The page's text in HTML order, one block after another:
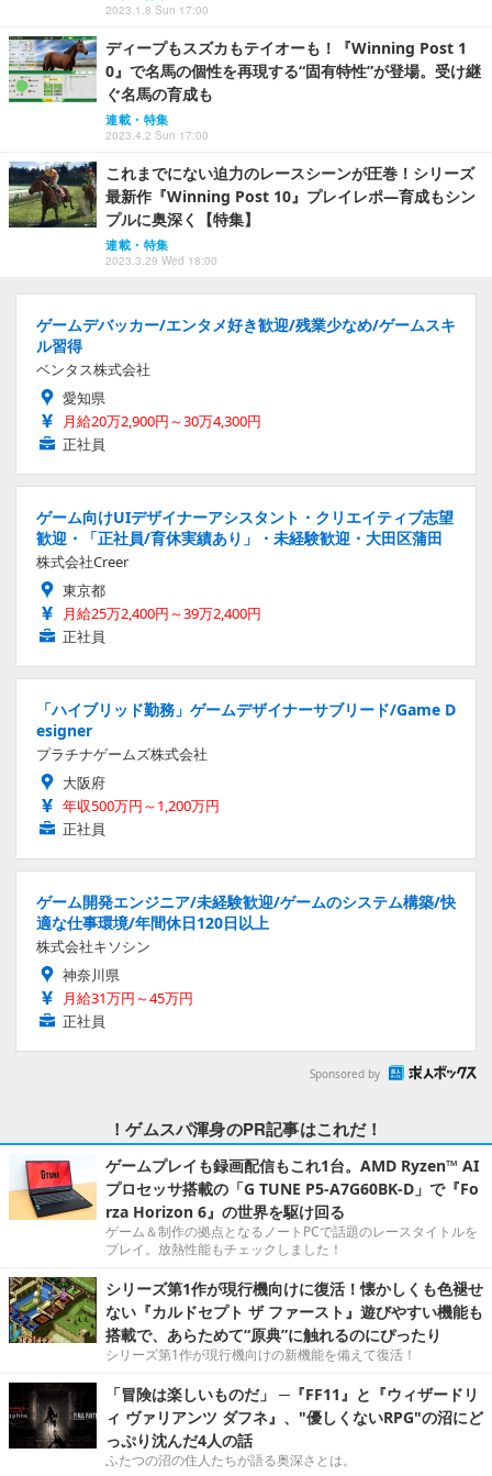
2023.1.8 Sun 17:00
ディープもスズカもテイオーも！『Winning Post 1
0』で名馬の個性を再現する“固有特性”が登場。受け継
ぐ名馬の育成も
連載・特集
2023.4.2 Sun 17:00
これまでにない迫力のレースシーンが圧巻！シリーズ
最新作『Winning Post 10』プレイレポ―育成もシン
プルに奥深く【特集】
連載・特集
2023.3.29 Wed 18:00
ゲームデバッカー/エンタメ好き歓迎/残業少なめ/ゲームスキ
ル習得
ベンタス株式会社
愛知県
月給20万2,900円～30万4,300円
正社員
ゲーム向けUIデザイナーアシスタント・クリエイティブ志望
歓迎・「正社員/育休実績あり」・未経験歓迎・大田区蒲田
株式会社Creer
東京都
月給25万2,400円～39万2,400円
正社員
「ハイブリッド勤務」ゲームデザイナーサブリード/Game D
esigner
プラチナゲームズ株式会社
大阪府
年収500万円～1,200万円
正社員
ゲーム開発エンジニア/未経験歓迎/ゲームのシステム構築/快
適な仕事環境/年間休日120日以上
株式会社キソシン
神奈川県
月給31万円～45万円
正社員
Sponsored by
！ゲムスパ渾身のPR記事はこれだ！
ゲームプレイも録画配信もこれ1台。AMD Ryzen™ AI
プロセッサ搭載の「G TUNE P5-A7G60BK-D」で『Fo
rza Horizon 6』の世界を駆け回る
ゲーム＆制作の拠点となるノートPCで話題のレースタイトルを
プレイ。放熱性能もチェックしました！
シリーズ第1作が現行機向けに復活！懐かしくも色褪せ
ない『カルドセプト ザ ファースト』遊びやすい機能も
搭載で、あらためて“原典”に触れるのにぴったり
シリーズ第1作が現行機向けの新機能を備えて復活！
「冒険は楽しいものだ」 ─『FF11』と『ウィザードリ
ィ ヴァリアンツ ダフネ』、"優しくないRPG"の沼にど
っぷり沈んだ4人の話
ふたつの沼の住人たちが語る奥深さとは。